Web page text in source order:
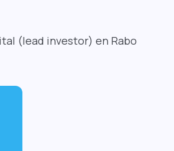
(lead investor) en Rabo